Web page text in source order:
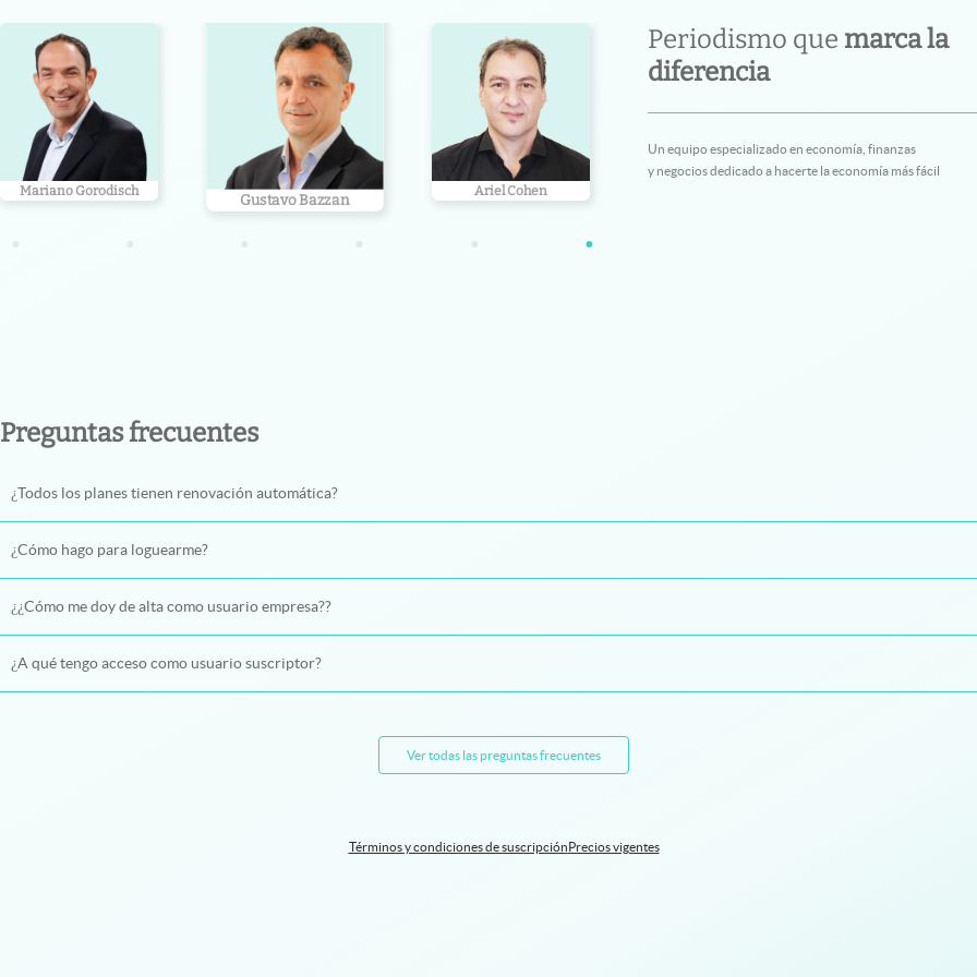
Mariano Gorodisch
Gustavo Bazzan
Ariel Cohen
•
Periodismo que marca la
diferencia
Un equipo especializado en economía, finanzas
y negocios dedicado a hacerte la economía más fácil
Preguntas frecuentes
¿Todos los planes tienen renovación automática?
¿Cómo hago para loguearme?
¿¿Cómo me doy de alta como usuario empresa??
¿A qué tengo acceso como usuario suscriptor?
Ver todas las preguntas frecuentes
Términos y condiciones de suscripciónPrecios vigentes